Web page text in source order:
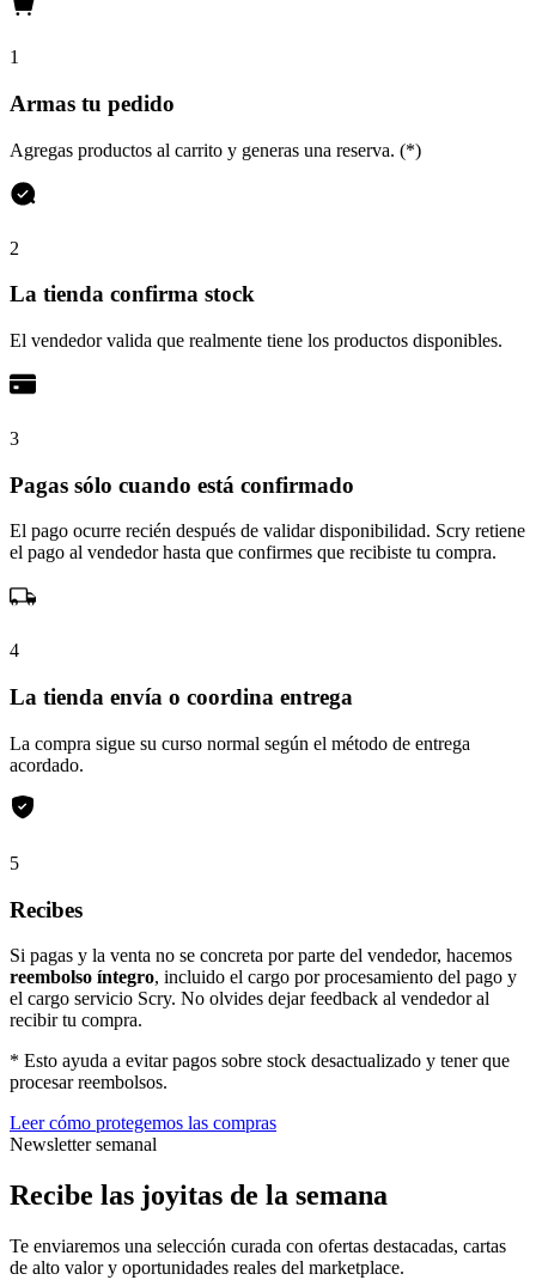
1
Armas tu pedido
Agregas productos al carrito y generas una reserva. (*)
2
La tienda confirma stock
El vendedor valida que realmente tiene los productos disponibles.
3
Pagas sólo cuando está confirmado
El pago ocurre recién después de validar disponibilidad. Scry retiene
el pago al vendedor hasta que confirmes que recibiste tu compra.
4
La tienda envía o coordina entrega
La compra sigue su curso normal según el método de entrega
acordado.
5
Recibes
Si pagas y la venta no se concreta por parte del vendedor, hacemos
reembolso íntegro, incluido el cargo por procesamiento del pago y
el cargo servicio Scry. No olvides dejar feedback al vendedor al
recibir tu compra.
* Esto ayuda a evitar pagos sobre stock desactualizado y tener que
procesar reembolsos.
Leer cómo protegemos las compras
Newsletter semanal
Recibe las joyitas de la semana
Te enviaremos una selección curada con ofertas destacadas, cartas
de alto valor y oportunidades reales del marketplace.